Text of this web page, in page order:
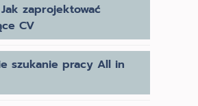
zaprojektować
CV
szukanie pracy All in